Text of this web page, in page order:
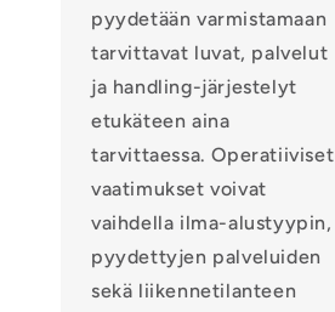
pyydetään varmistamaan
tarvittavat luvat, palvelut
ja handling-järjestelyt
etukäteen aina
tarvittaessa. Operatiiviset
vaatimukset voivat
vaihdella ilma-alustyypin,
pyydettyjen palveluiden
sekä liikennetilanteen